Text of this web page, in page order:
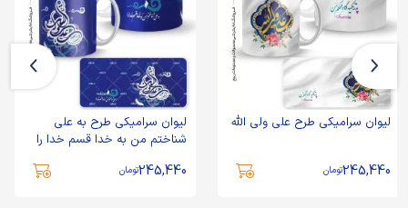
لیوان سرامیکی طرح علی ولی الله
245,440تومان
لیوان سرامیکی طرح به علی
شناختم من به خدا قسم خدا را
245,440تومان